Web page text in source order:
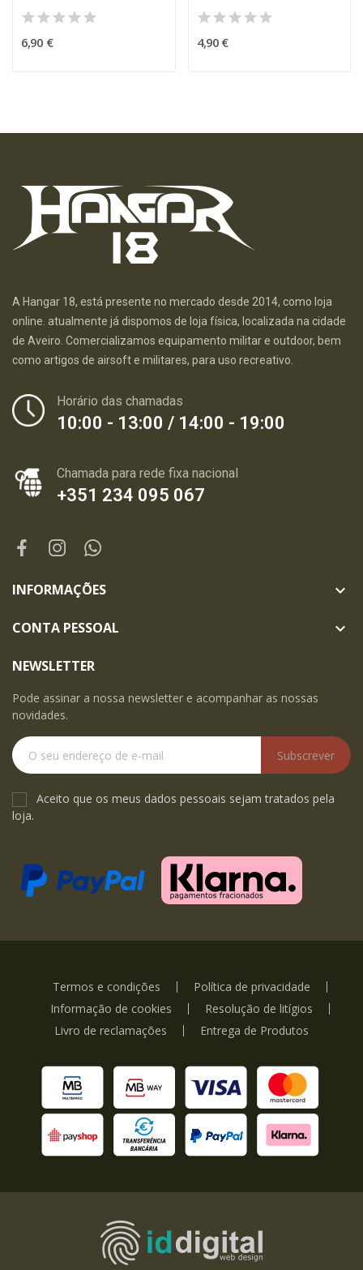
6,90 € 4,90 €
A Hangar 18, está presente no mercado desde 2014, como loja
online. atualmente já dispomos de loja física, localizada na cidade
de Aveiro. Comercializamos equipamento militar e outdoor, bem
como artigos de airsoft e militares, para uso recreativo.
Horário das chamadas
10:00 - 13:00 / 14:00 - 19:00
Chamada para rede fixa nacional
+351 234 095 067
INFORMAÇÕES 
CONTA PESSOAL 
NEWSLETTER
Pode assinar a nossa newsletter e acompanhar as nossas
novidades.
Subscrever
Aceito que os meus dados pessoais sejam tratados pela
loja.
Termos e condições
Política de privacidade
Informação de cookies
Resolução de litígios
Livro de reclamações
Entrega de Produtos